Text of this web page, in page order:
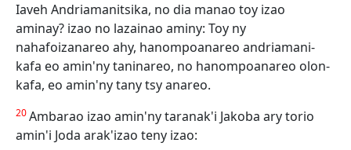
Iaveh Andriamanitsika, no dia manao toy izao
aminay? izao no lazainao aminy: Toy ny
nahafoizanareo ahy, hanompoanareo andriamani-
kafa eo amin'ny taninareo, no hanompoanareo olon-
kafa, eo amin'ny tany tsy anareo.
20Ambarao izao amin'ny taranak'i Jakoba ary torio
amin'i Joda arak'izao teny izao: